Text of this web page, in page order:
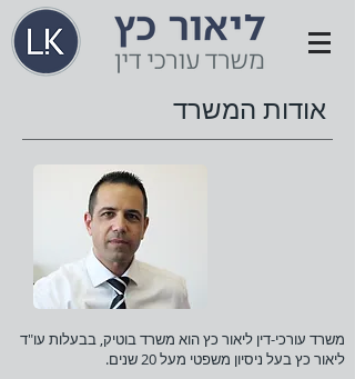
אודות המשרד
משרד עורכי-דין ליאור כץ הוא משרד בוטיק, בבעלות עו"ד
ליאור כץ בעל ניסיון משפטי מעל 20 שנים.